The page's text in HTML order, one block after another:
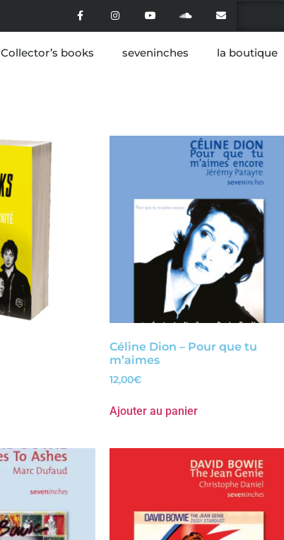
Collector’s books seveninches la boutique
Céline Dion – Pour que tu
m’aimes
12,00€
Ajouter au panier